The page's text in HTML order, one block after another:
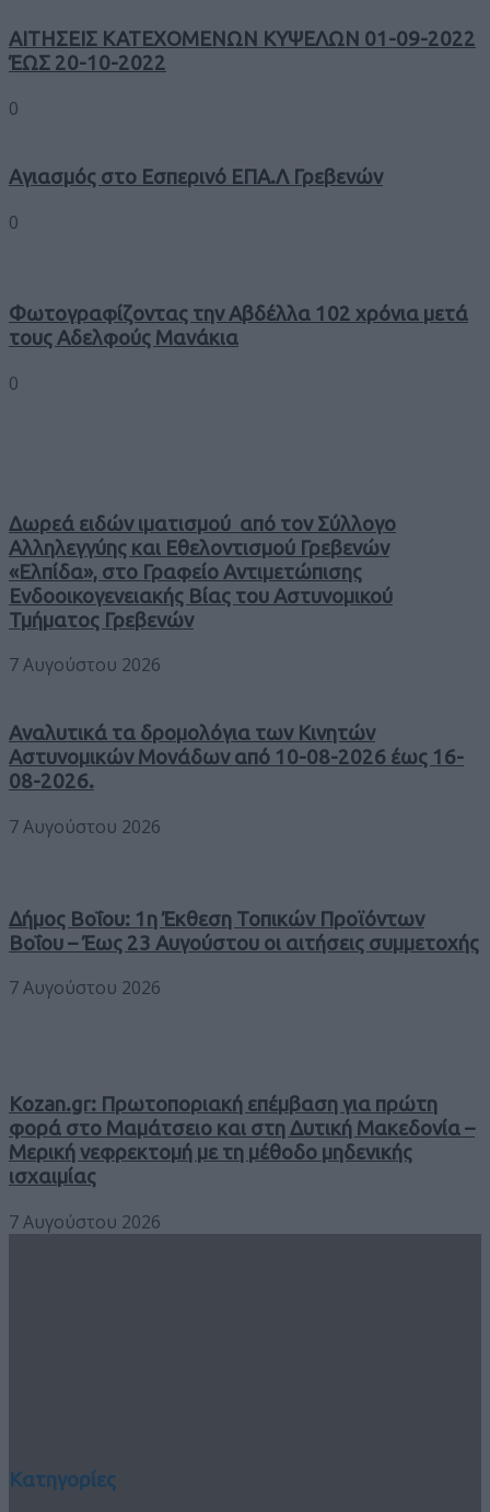
ΑΙΤΗΣΕΙΣ ΚΑΤΕΧΟΜΕΝΩΝ ΚΥΨΕΛΩΝ 01-09-2022
ΈΩΣ 20-10-2022
0
Αγιασμός στο Εσπερινό ΕΠΑ.Λ Γρεβενών
0
Φωτογραφίζοντας την Αβδέλλα 102 χρόνια μετά
τους Αδελφούς Μανάκια
0
Δωρεά ειδών ιματισμού από τον Σύλλογο
Αλληλεγγύης και Εθελοντισμού Γρεβενών
«Ελπίδα», στο Γραφείο Αντιμετώπισης
Ενδοοικογενειακής Βίας του Αστυνομικού
Τμήματος Γρεβενών
7 Αυγούστου 2026
Αναλυτικά τα δρομολόγια των Κινητών
Αστυνομικών Μονάδων από 10-08-2026 έως 16-
08-2026.
7 Αυγούστου 2026
Δήμος Βοΐου: 1η Έκθεση Τοπικών Προϊόντων
Βοΐου – Έως 23 Αυγούστου οι αιτήσεις συμμετοχής
7 Αυγούστου 2026
Kozan.gr: Πρωτοποριακή επέμβαση για πρώτη
φορά στο Μαμάτσειο και στη Δυτική Μακεδονία –
Μερική νεφρεκτομή με τη μέθοδο μηδενικής
ισχαιμίας
7 Αυγούστου 2026
Κατηγορίες